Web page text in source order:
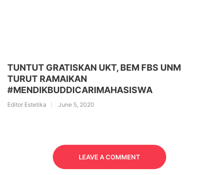
TUNTUT GRATISKAN UKT, BEM FBS UNM
TURUT RAMAIKAN
#MENDIKBUDDICARIMAHASISWA
Editor Estetika June 5, 2020
LEAVE A COMMENT